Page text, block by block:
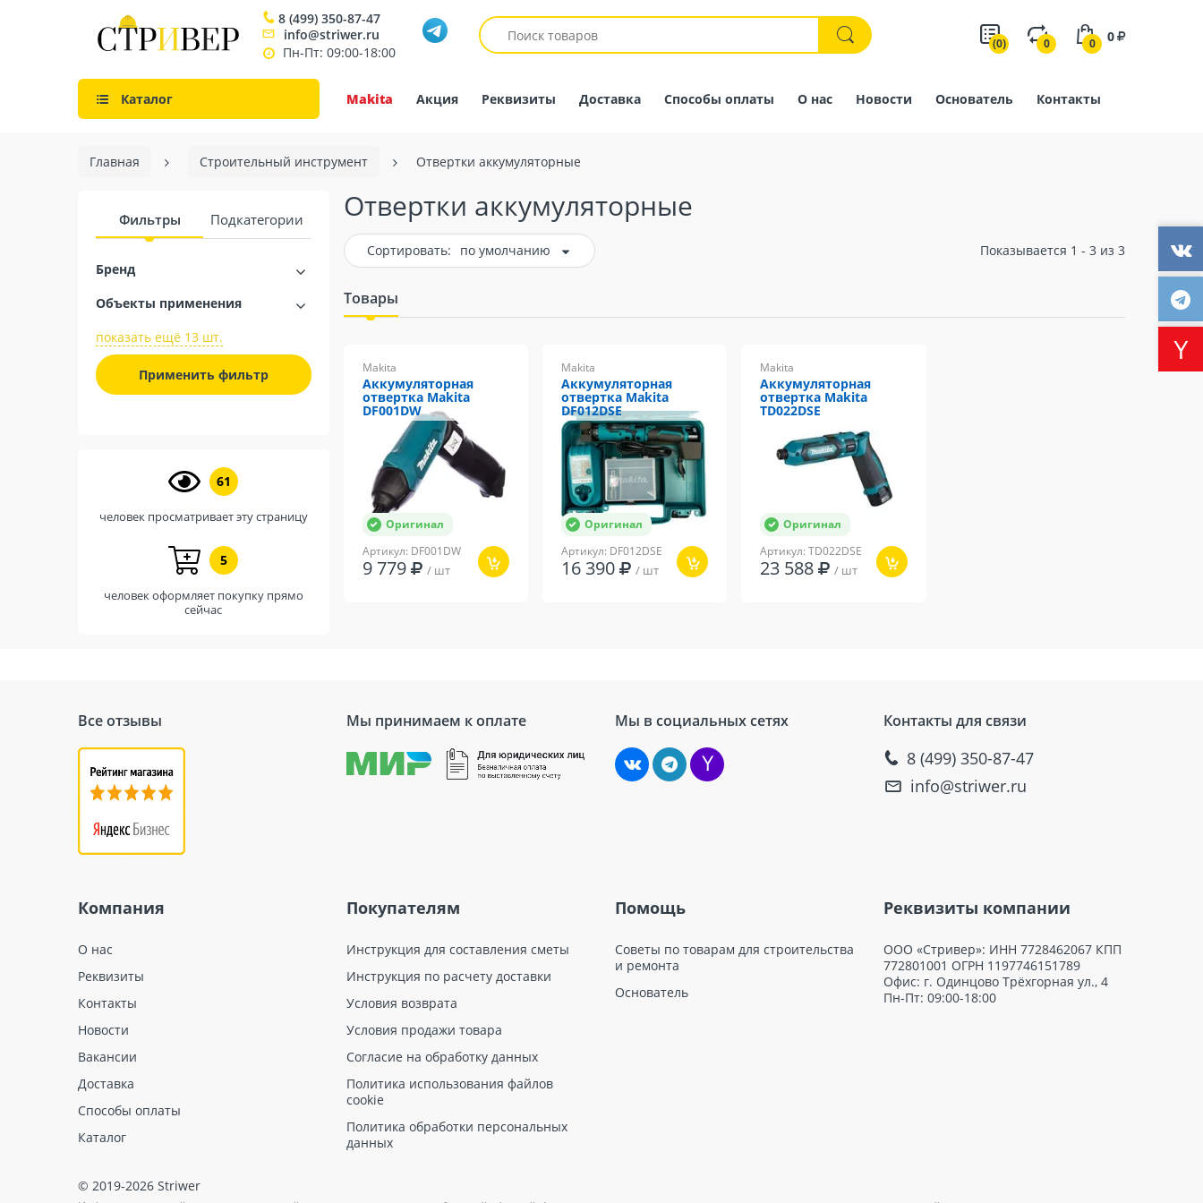
8 (499) 350-87-47
info@striwer.ru
Пн-Пт: 09:00-18:00
(0) 0 0 0
Каталог Makita Акция Реквизиты Доставка Способы оплаты О нас Новости Основатель Контакты
Главная Строительный инструмент Отвертки аккумуляторные
Фильтры Подкатегории
Бренд
Объекты применения
показать ещё 13 шт.
Применить фильтр
61
человек просматривает эту страницу
5
человек оформляет покупку прямо
сейчас
Отвертки аккумуляторные
Сортировать: по умолчанию Показывается 1 - 3 из 3
Товары
Makita
Аккумуляторная
отвертка Makita
DF001DW
Оригинал
Артикул: DF001DW
9 779 / шт
Makita
Аккумуляторная
отвертка Makita
DF012DSE
Оригинал
Артикул: DF012DSE
16 390 / шт
Makita
Аккумуляторная
отвертка Makita
TD022DSE
Оригинал
Артикул: TD022DSE
23 588 / шт
Все отзывы Мы принимаем к оплате Мы в социальных сетях Контакты для связи
8 (499) 350-87-47
info@striwer.ru
Компания
О нас
Реквизиты
Контакты
Новости
Вакансии
Доставка
Способы оплаты
Каталог
Покупателям
Инструкция для составления сметы
Инструкция по расчету доставки
Условия возврата
Условия продажи товара
Согласие на обработку данных
Политика использования файлов
cookie
Политика обработки персональных
данных
Помощь
Советы по товарам для строительства
и ремонта
Основатель
Реквизиты компании
ООО «Стривер»: ИНН 7728462067 КПП
772801001 ОГРН 1197746151789
Офис: г. Одинцово Трёхгорная ул., 4
Пн-Пт: 09:00-18:00
© 2019-2026 Striwer